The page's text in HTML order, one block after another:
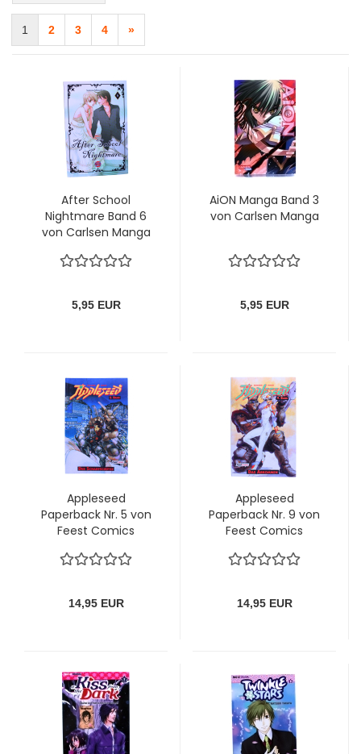
1 2 3 4 »
After School
Nightmare Band 6
von Carlsen Manga
5,95 EUR
AiON Manga Band 3
von Carlsen Manga
5,95 EUR
Appleseed
Paperback Nr. 5 von
Feest Comics
14,95 EUR
Appleseed
Paperback Nr. 9 von
Feest Comics
14,95 EUR